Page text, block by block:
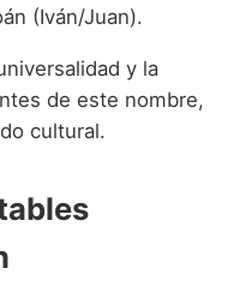
(Iván/Juan).
y la
de este nombre,
cultural.